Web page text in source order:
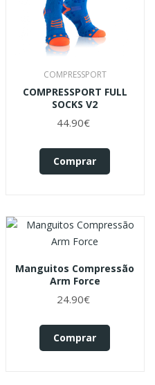
COMPRESSPORT
COMPRESSPORT FULL
SOCKS V2
44.90€
Comprar
Manguitos Compressão
Arm Force
24.90€
Comprar